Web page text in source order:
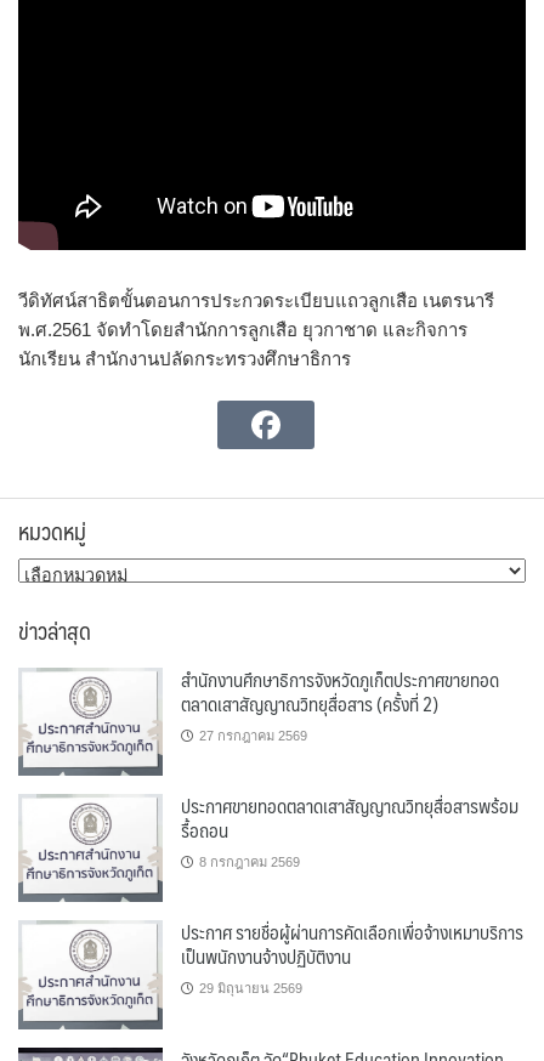
วีดิทัศน์สาธิตขั้นตอนการประกวดระเบียบแถวลูกเสือ เนตรนารี
พ.ศ.2561 จัดทำโดยสำนักการลูกเสือ ยุวกาชาด และกิจการ
นักเรียน สำนักงานปลัดกระทรวงศึกษาธิการ
หมวดหมู่
หมวด
ข่าวล่าสุด
สำนักงานศึกษาธิการจังหวัดภูเก็ตประกาศขายทอด
ตลาดเสาสัญญาณวิทยุสื่อสาร (ครั้งที่ 2)
27 กรกฎาคม 2569
ประกาศขายทอดตลาดเสาสัญญาณวิทยุสื่อสารพร้อม
รื้อถอน
8 กรกฎาคม 2569
ประกาศ รายชื่อผู้ผ่านการคัดเลือกเพื่อจ้างเหมาบริการ
เป็นพนักงานจ้างปฏิบัติงาน
29 มิถุนายน 2569